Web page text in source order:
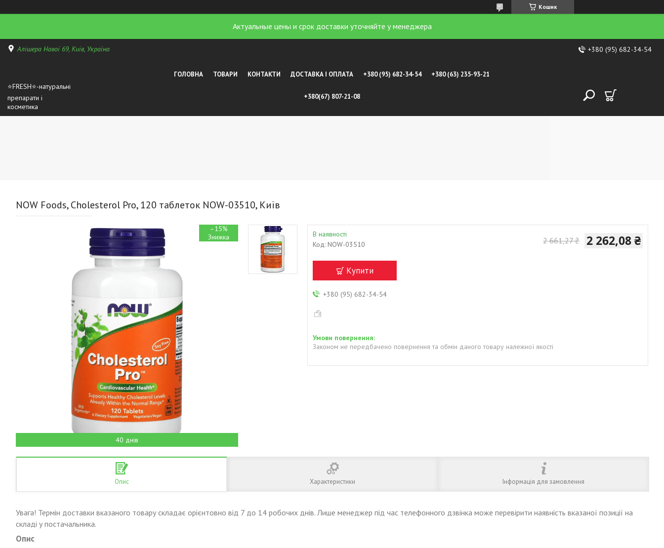
Кошик
Актуальные цены и срок доставки уточняйте у менеджера
Алішера Навої 69, Київ, Україна +380 (95) 682-34-54
⭐FRESH⭐-натуральні
препарати і
косметика
ГОЛОВНА ТОВАРИ КОНТАКТИ ДОСТАВКА І ОПЛАТА +380 (95) 682-34-54 +380 (63) 235-93-21
+380(67) 807-21-08
NOW Foods, Cholesterol Pro, 120 таблеток NOW-03510, Київ
–15%
40 днів
В наявності
Код: NOW-03510 2 661,27 ₴ 2 262,08 ₴
Купити
+380 (95) 682-34-54
Законом не передбачено повернення та обмін даного товару належної якості
Опис Характеристики Інформація для замовлення
Увага! Термін доставки вказаного товару складає орієнтовно від 7 до 14 робочих днів. Лише менеджер під час телефонного дзвінка може перевірити наявність вказаної позиції на
складі у постачальника.
Опис